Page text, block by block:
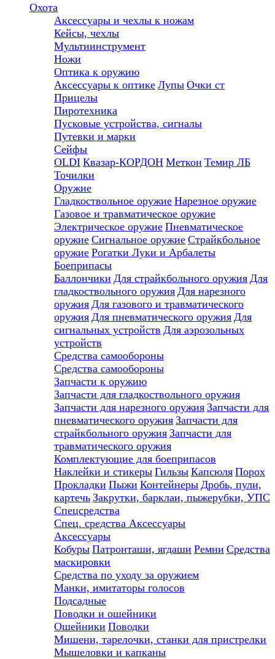
Охота
Аксессуары и чехлы к ножам
Кейсы, чехлы
Мультиинструмент
Ножи
Оптика к оружию
Аксессуары к оптике Лупы Очки ст
Прицелы
Пиротехника
Пусковые устройства, сигналы
Путевки и марки
Сейфы
OLDI Квазар-КОРДОН Меткон Темир ЛБ
Точилки
Оружие
Гладкоствольное оружие Нарезное оружие
Газовое и травматическое оружие
Электрическое оружие Пневматическое
оружие Сигнальное оружие Страйкбольное
оружие Рогатки Луки и Арбалеты
Боеприпасы
Баллончики Для страйкбольного оружия Для
гладкоствольного оружия Для нарезного
оружия Для газового и травматического
оружия Для пневматического оружия Для
сигнальных устройств Для аэрозольных
устройств
Средства самообороны
Средства самообороны
Запчасти к оружию
Запчасти для гладкоствольного оружия
Запчасти для нарезного оружия Запчасти для
пневматического оружия Запчасти для
страйкбольного оружия Запчасти для
травматического оружия
Комплектующие для боеприпасов
Наклейки и стикеры Гильзы Капсюля Порох
Прокладки Пыжи Контейнеры Дробь, пули,
картечь Закрутки, барклаи, пыжерубки, УПС
Спецсредства
Спец. средства Аксессуары
Аксессуары
Кобуры Патронташи, ягдаши Ремни Средства
маскировки
Средства по уходу за оружием
Манки, имитаторы голосов
Подсадные
Поводки и ошейники
Ошейники Поводки
Мишени, тарелочки, станки для пристрелки
Мышеловки и капканы